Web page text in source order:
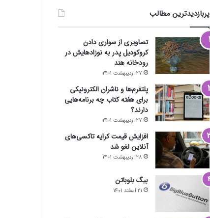
پربازدیدترین مطالب
تصاویری از سواری دادن
کروکودیل پدر به نوزادهایش در
رودخانه هند
27 اردیبهشت 1401
پلتفرم‌ها و ناشران الکترونیکی
برای هفته کتاب چه برنامه‌هایی
دارند؟
27 اردیبهشت 1401
افزایش قیمت کرایه تاکسی‌های
آنلاین لغو شد
28 اردیبهشت 1401
بیگ بلوباتن
21 اسفند 1401